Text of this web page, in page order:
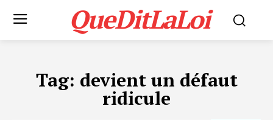
QueDitLaLoi
Tag: devient un défaut
ridicule